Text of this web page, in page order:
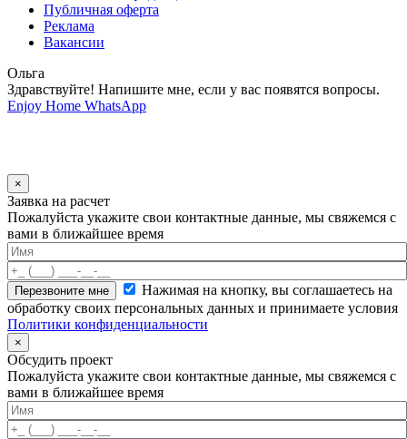
Публичная оферта
Реклама
Вакансии
Ольга
Здравствуйте! Напишите мне, если у вас появятся вопросы.
Enjoy Home WhatsApp
×
Заявка на расчет
Пожалуйста укажите свои контактные данные, мы свяжемся с
вами в ближайшее время
Нажимая на кнопку, вы соглашаетесь на
обработку своих персональных данных и принимаете условия
Политики конфиденциальности
×
Обсудить проект
Пожалуйста укажите свои контактные данные, мы свяжемся с
вами в ближайшее время